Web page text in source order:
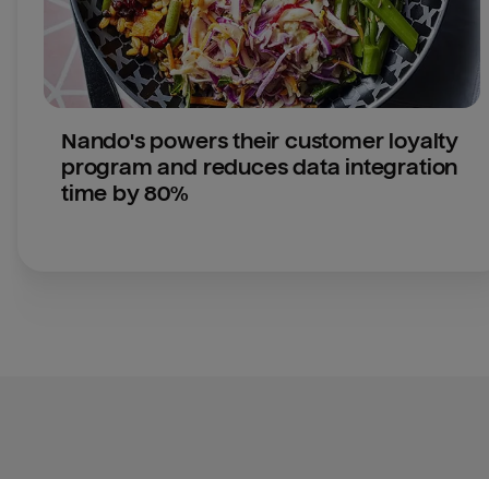
Nando's powers their customer loyalty
program and reduces data integration
time by 80%